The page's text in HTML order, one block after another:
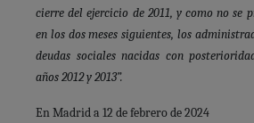
cierre del ejercicio de 2011, y como no se
en los dos meses siguientes, los
deudas sociales nacidas con
años 2012 y 2013”.
En Madrid a 12 de febrero de 2024